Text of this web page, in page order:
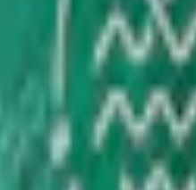
hibiskus som ger en unik